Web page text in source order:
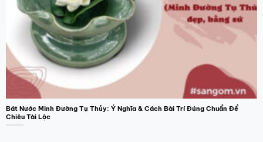
Bát Nước Minh Đường Tụ Thủy: Ý Nghĩa & Cách Bài Trí Đúng Chuẩn Để
Chiêu Tài Lộc